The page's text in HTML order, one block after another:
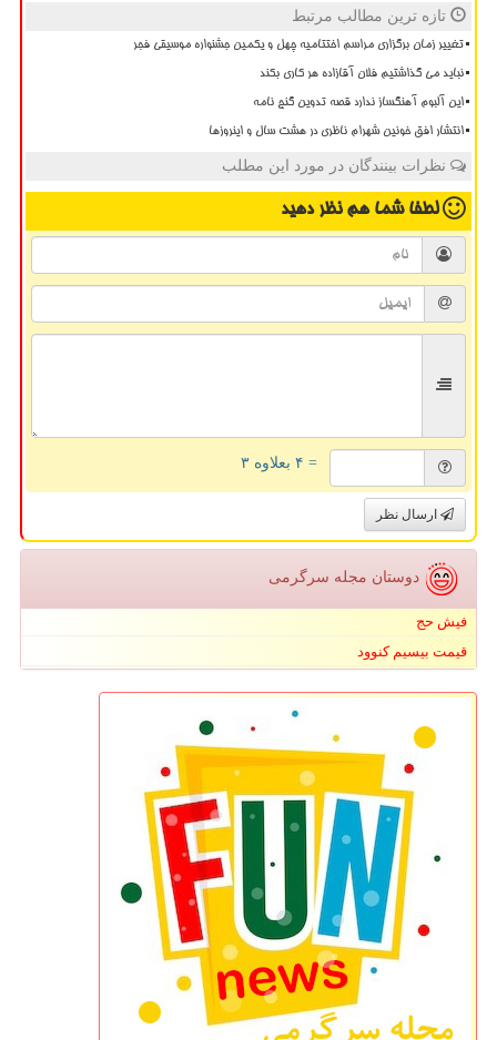
تازه ترین مطالب مرتبط
تغییر زمان برگزاری مراسم اختتامیه چهل و یکمین جشنواره موسیقی فجر
نباید می گذاشتیم فلان آقازاده هر کاری بکند
این آلبوم آهنگساز ندارد قصه تدوین گنج نامه
انتشار افق خونین شهرام ناظری در هشت سال و اینروزها
نظرات بینندگان در مورد این مطلب
لطفا شما همنظر دهید
= ۴ بعلاوه ۳
ارسال نظر
دوستان مجله سرگرمی
فیش حج
قیمت بیسیم کنوود